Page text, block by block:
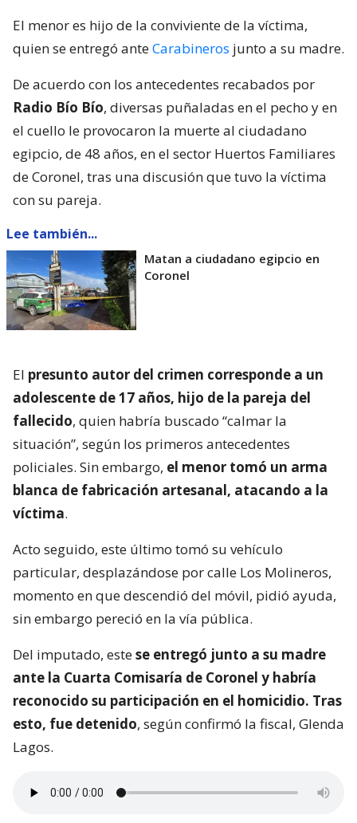
El menor es hijo de la conviviente de la víctima,
quien se entregó anteCarabineros junto a su madre.
De acuerdo con los antecedentes recabados por
Radio Bío Bío, diversas puñaladas en el pecho y en
el cuello le provocaron la muerte al ciudadano
egipcio, de 48 años, en el sector Huertos Familiares
de Coronel, tras una discusión que tuvo la víctima
con su pareja.
Lee también...
Matan a ciudadano egipcio en
Coronel
El presunto autor del crimen corresponde a un
adolescente de 17 años, hijo de la pareja del
fallecido, quien habría buscado “calmar la
situación”, según los primeros antecedentes
policiales. Sin embargo, el menor tomó un arma
blanca de fabricación artesanal, atacando a la
víctima.
Acto seguido, este último tomó su vehículo
particular, desplazándose por calle Los Molineros,
momento en que descendió del móvil, pidió ayuda,
sin embargo pereció en la vía pública.
Del imputado, estese entregó junto a su madre
ante la Cuarta Comisaría de Coronel y habría
reconocido su participación en el homicidio. Tras
esto, fue detenido, según confirmó la fiscal, Glenda
Lagos.